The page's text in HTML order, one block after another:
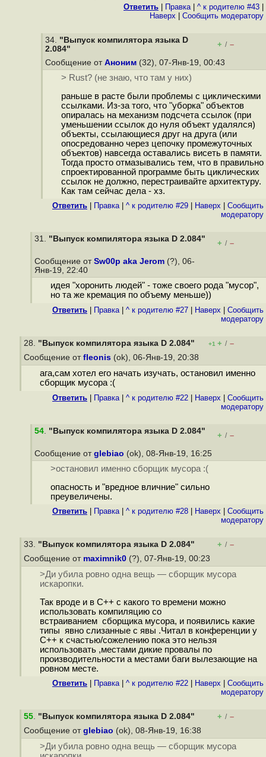
Ответить Правка| ^ к родителю #43
Наверх
Cообщить модератору
34. "Выпуск компилятора языка D
2.084"
+ / –
Сообщение от Аноним (32), 07-Янв-19, 00:43
> Rust? (не знаю, что там у них)
раньше в расте были проблемы с циклическими
ссылками. Из-за того, что "уборка" объектов
опиралась на механизм подсчета ссылок (при
уменьшении ссылок до нуля объект удалялся)
объекты, ссылающиеся друг на друга (или
опосредованно через цепочку промежуточных
объектов) навсегда оставались висеть в памяти.
Тогда просто отмазывались тем, что в правильно
спроектированной программе быть циклических
ссылок не должно, перестраивайте архитектуру.
Как там сейчас дела - хз.
Ответить Правка| ^ к родителю #29 Наверх
Cообщить
модератору
31. "Выпуск компилятора языка D 2.084" + / –
Сообщение от Sw00p aka Jerom (?), 06-
Янв-19, 22:40
идея "хоронить людей" - тоже своего рода "мусор",
но та же кремация по объему меньше))
Ответить Правка| ^ к родителю #27 Наверх
Cообщить
модератору
28. "Выпуск компилятора языка D 2.084" +1 + / –
Сообщение от fleonis (ok), 06-Янв-19, 20:38
ага,сам хотел его начать изучать, остановил именно
сборщик мусора :(
Ответить Правка| ^ к родителю #22 Наверх
Cообщить
модератору
54. "Выпуск компилятора языка D 2.084" + / –
Сообщение от glebiao (ok), 08-Янв-19, 16:25
>остановил именно сборщик мусора :(
опасность и "вредное вличние" сильно
преувеличены.
Ответить Правка| ^ к родителю #28 Наверх
Cообщить
модератору
33. "Выпуск компилятора языка D 2.084" + / –
Сообщение от maximnik0 (?), 07-Янв-19, 00:23
>Ди убила ровно одна вещь — сборщик мусора
искаропки.
Так вроде и в C++ с какого то времени можно
использовать компиляцию со
встраиванием сборщика мусора, и появились какие
типы явно слизанные с явы .Читал в конференции у
С++ к счастью/сожелению пока это нельзя
использовать ,местами дикие провалы по
производительности а местами баги вылезающие на
ровном месте.
Ответить Правка| ^ к родителю #22 Наверх
Cообщить
модератору
55. "Выпуск компилятора языка D 2.084" + / –
Сообщение от glebiao (ok), 08-Янв-19, 16:38
>Ди убила ровно одна вещь — сборщик мусора